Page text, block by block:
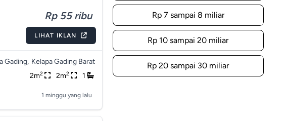
Rp 55 ribu
LIHAT IKLAN
Gading, Kelapa Gading Barat
2m2 2m2 1
1 minggu yang lalu
Rp 7 sampai 8 miliar
Rp 10 sampai 20 miliar
Rp 20 sampai 30 miliar